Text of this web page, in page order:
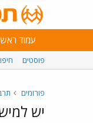
עמוד
פוסטים
פורומים
יש